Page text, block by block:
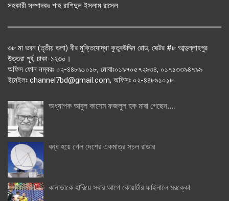
সহকারী সম্পাদকঃ শাহ রাশিদুল ইসলাম রাসেল
৩৮ মা ভবন (তৃতীয় তলা) বীর মুক্তিযোদ্ধা কুতুবউদ্দিন রোড, সেক্টর #৮ আব্দুল্লাহপুর
উত্তরা পূর্ব, ঢাকা-১২৩০।
অফিস ফোন নম্বরঃ ০২-৪৪৮৯১০১৮, মোবাঃ০১৯৭০৫৭২৯৩৪, ০১৭১৩৩৯৪৭৯৯
ইমেইলঃ channel7bd@gmail.com, অফিসঃ ০২-৪৪৮৯১০১৮
অধ্যাপক আবুল কাসেম ফজলুল হক মারা গেছেন….
বন্ধ হয়ে গেল দেশের একমাত্র সচল রাডার
কানাডাকে হারিয়ে সবার আগে কোয়ার্টার ফাইনালে মরক্কো